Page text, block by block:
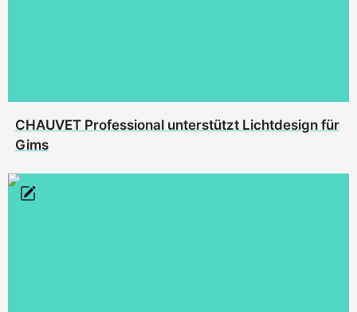
CHAUVET Professional unterstützt Lichtdesign für
Gims